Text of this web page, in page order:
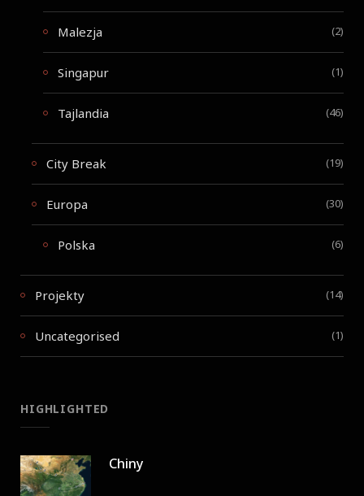
Malezja (2)
Singapur (1)
Tajlandia (46)
City Break (19)
Europa (30)
Polska (6)
Projekty (14)
Uncategorised (1)
HIGHLIGHTED
Chiny